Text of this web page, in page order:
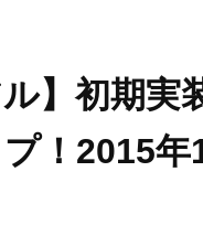
ル】初期
！2015年